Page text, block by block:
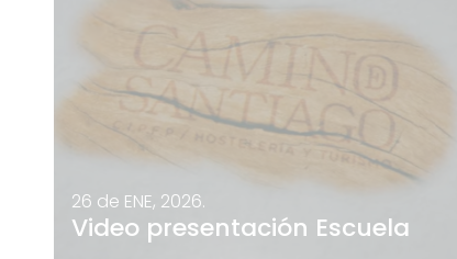
26 de ENE, 2026.
Video presentación Escuela